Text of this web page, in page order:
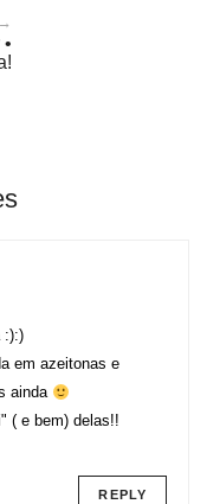
:):)
em azeitonas e
ainda
( e bem) delas!!
REPLY